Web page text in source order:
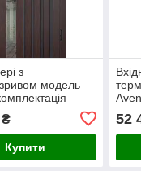
з
модель
Купити
52